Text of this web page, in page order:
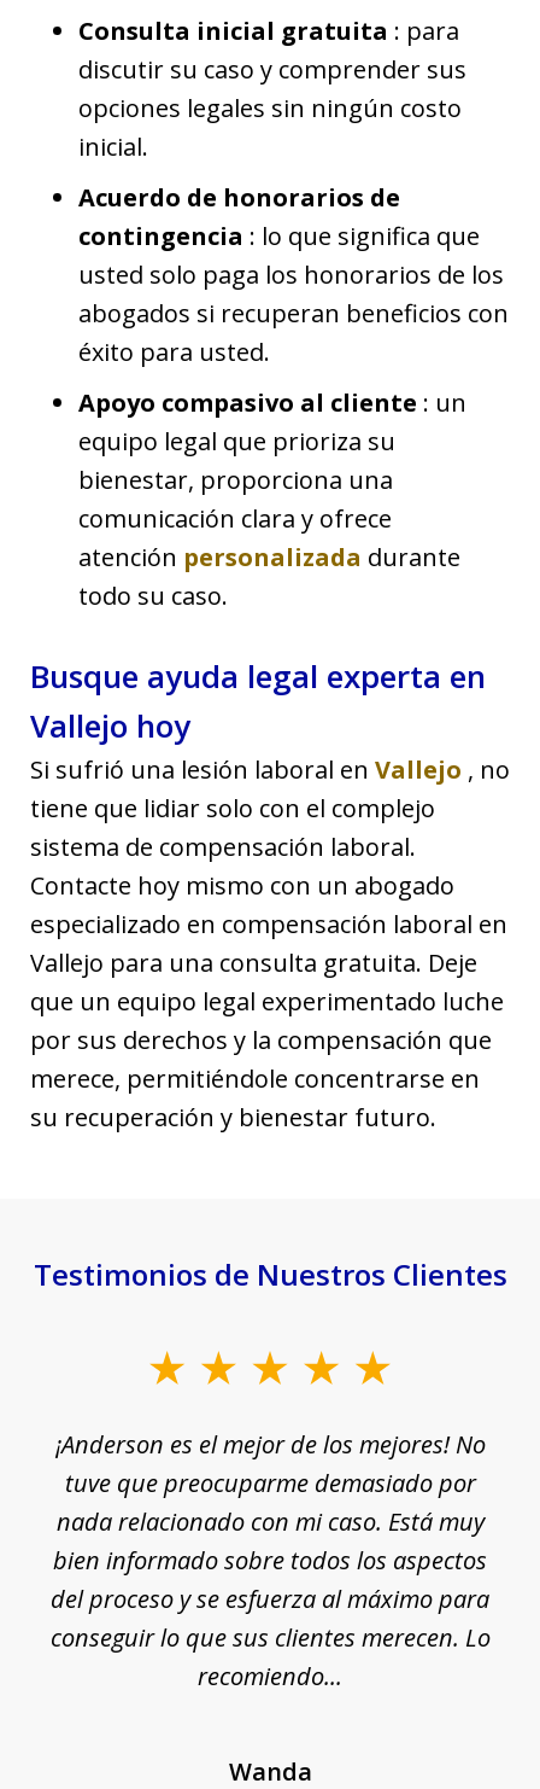
Consulta inicial gratuita : para
discutir su caso y comprender sus
opciones legales sin ningún costo
inicial.
Acuerdo de honorarios de
contingencia : lo que significa que
usted solo paga los honorarios de los
abogados si recuperan beneficios con
éxito para usted.
Apoyo compasivo al cliente : un
equipo legal que prioriza su
bienestar, proporciona una
comunicación clara y ofrece
atención personalizada durante
todo su caso.
Busque ayuda legal experta en
Vallejo hoy
Si sufrió una lesión laboral en Vallejo , no
tiene que lidiar solo con el complejo
sistema de compensación laboral.
Contacte hoy mismo con un abogado
especializado en compensación laboral en
Vallejo para una consulta gratuita. Deje
que un equipo legal experimentado luche
por sus derechos y la compensación que
merece, permitiéndole concentrarse en
su recuperación y bienestar futuro.
Testimonios de Nuestros Clientes
¡Anderson es el mejor de los mejores! No
tuve que preocuparme demasiado por
nada relacionado con mi caso. Está muy
bien informado sobre todos los aspectos
del proceso y se esfuerza al máximo para
conseguir lo que sus clientes merecen. Lo
recomiendo...
Wanda